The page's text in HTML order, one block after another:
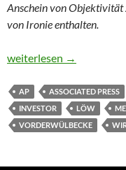
Anschein von Objektivität
von Ironie enthalten.
Von Wohltätern und
weiterlesen →
AP ASSOCIATED PRESS
INVESTOR
LÖW
VORDERWÜLBECKE